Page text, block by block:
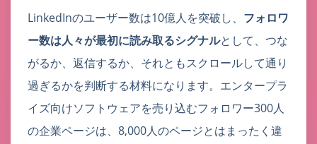
LinkedInのユーザー数は10億人を突破し、 フォロワ
ー数は人々が最初に読み取るシグナルとして、つな
がるか、返信するか、それともスクロールして通り
過ぎるかを判断する材料になります。エンタープラ
イズ向けソフトウェアを売り込むフォロワー300人
の企業ページは、8,000人のページとはまったく違